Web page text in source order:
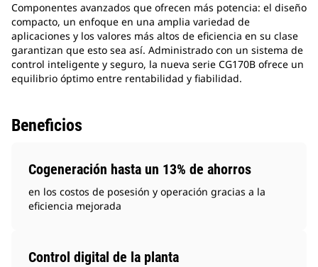
Componentes avanzados que ofrecen más potencia: el diseño
compacto, un enfoque en una amplia variedad de
aplicaciones y los valores más altos de eficiencia en su clase
garantizan que esto sea así. Administrado con un sistema de
control inteligente y seguro, la nueva serie CG170B ofrece un
equilibrio óptimo entre rentabilidad y fiabilidad.
Beneficios
Cogeneración hasta un 13% de ahorros
en los costos de posesión y operación gracias a la
eficiencia mejorada
Control digital de la planta